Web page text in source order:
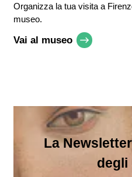
Organizza la tua visita a
museo.
Vai al museo
La
degli